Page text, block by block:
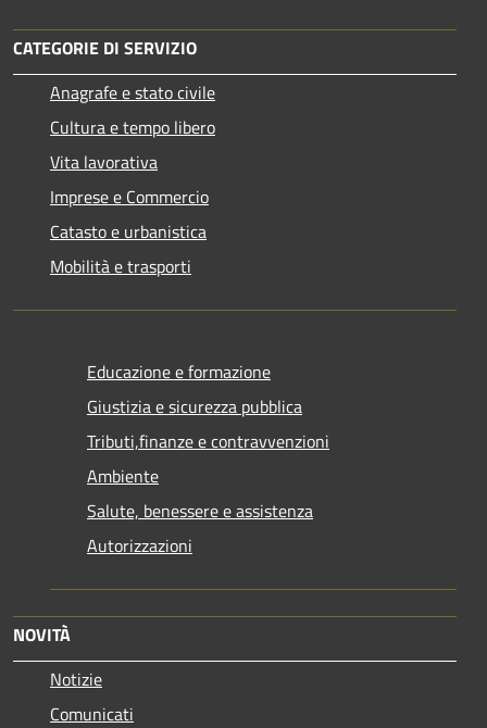
CATEGORIE DI SERVIZIO
Anagrafe e stato civile
Cultura e tempo libero
Vita lavorativa
Imprese e Commercio
Catasto e urbanistica
Mobilità e trasporti
Educazione e formazione
Giustizia e sicurezza pubblica
Tributi,finanze e contravvenzioni
Ambiente
Salute, benessere e assistenza
Autorizzazioni
NOVITÀ
Notizie
Comunicati